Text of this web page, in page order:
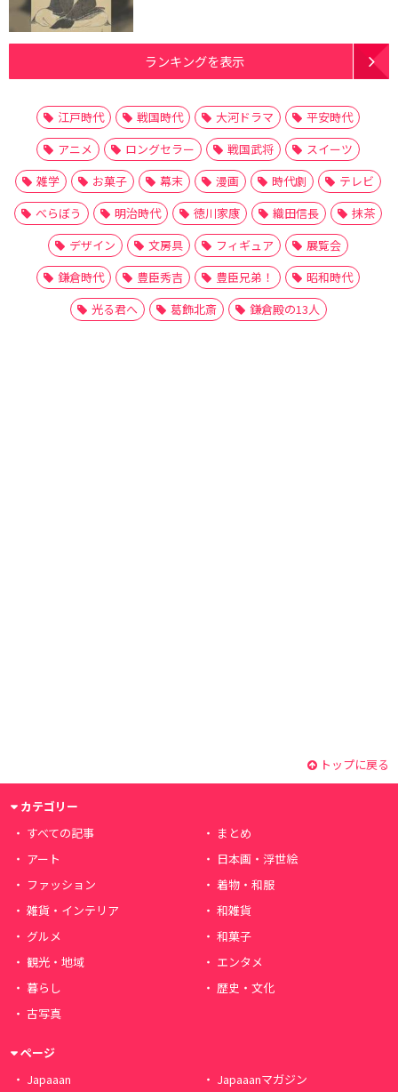
ランキングを表示
江戸時代 戦国時代 大河ドラマ
平安時代
アニメ
ロングセラー 戦国武将
スイーツ
雑学
お菓子 幕末 漫画 時代劇
テレビ
べらぼう
明治時代 徳川家康 織田信長
抹茶
デザイン
文房具 フィギュア
展覧会
鎌倉時代
豊臣秀吉 豊臣兄弟！
昭和時代
光る君へ
葛飾北斎 鎌倉殿の13人
トップに戻る
カテゴリー
すべての記事
まとめ
アート
日本画・浮世絵
ファッション
着物・和服
雑貨・インテリア
和雑貨
グルメ
和菓子
観光・地域
エンタメ
暮らし
歴史・文化
古写真
ページ
Japaaan
Japaaanマガジン